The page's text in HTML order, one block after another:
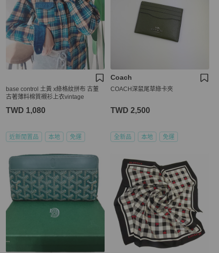
base control 土黃 x綠格紋拼布 古董
古著薄料棉質襯衫上衣vintage
TWD 1,080
近新閒置品 本地 免運
Coach
COACH深鼠尾草綠卡夾
TWD 2,500
全新品 本地 免運